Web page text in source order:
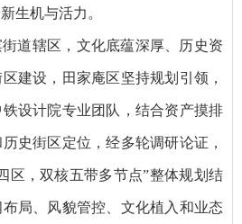
生机与活力。
道辖区，文化底蕴深厚、历史资
建设，田家庵区坚持规划引领，
设计院专业团队，结合资产摸排
史街区定位，经多轮调研论证，
区，双核五带多节点”整体规划结
局、风貌管控、文化植入和业态